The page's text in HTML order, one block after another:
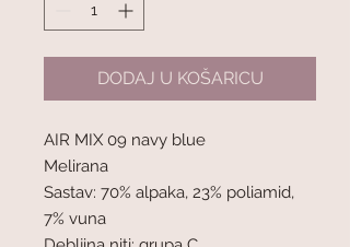
DODAJ U KOŠARICU
AIR MIX 09 navy blue
Melirana
Sastav: 70% alpaka, 23% poliamid,
7% vuna